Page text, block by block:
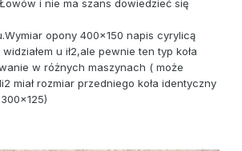
i nie ma szans dowiedzieć się
opony 400x150 napis cyrylicą
u ił2,ale pewnie ten typ koła
w różnych maszynach ( może
miał rozmiar przedniego koła identyczny